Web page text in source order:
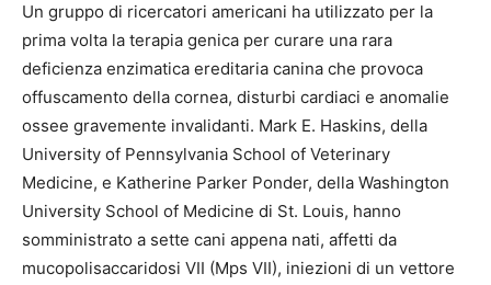
Un gruppo di ricercatori americani ha utilizzato per la
prima volta la terapia genica per curare una rara
deficienza enzimatica ereditaria canina che provoca
offuscamento della cornea, disturbi cardiaci e anomalie
ossee gravemente invalidanti. Mark E. Haskins, della
University of Pennsylvania School of Veterinary
Medicine, e Katherine Parker Ponder, della Washington
University School of Medicine di St. Louis, hanno
somministrato a sette cani appena nati, affetti da
mucopolisaccaridosi VII (Mps VII), iniezioni di un vettore